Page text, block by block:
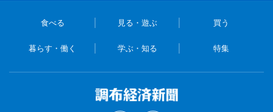
食べる 見る・遊ぶ 買う
暮らす・働く 学ぶ・知る 特集